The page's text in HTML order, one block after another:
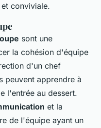
conviviale.
sont une
la cohésion d'équipe
d'un chef
peuvent apprendre à
l'entrée au dessert.
et la
de l'équipe ayant un